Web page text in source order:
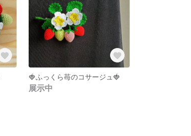
🍓ふっくら苺のコサージュ🍓
展示中